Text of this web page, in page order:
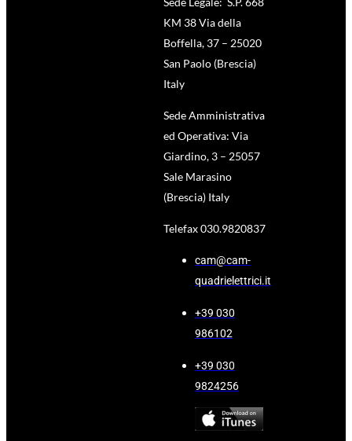
KM 38 Via della
Boffella, 37 – 25020
San Paolo (Brescia)
Italy
Sede Amministrativa
ed Operativa: Via
Giardino, 3 – 25057
Sale Marasino
(Brescia) Italy
Telefax 030.9820837
cam@cam-
quadrielettrici.it
+39 030
986102
+39 030
9824256